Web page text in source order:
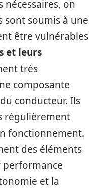
nécessaires, on
sont soumis à une
être vulnérables
et leurs
très
composante
conducteur. Ils
régulièrement
fonctionnement.
des éléments
performance
et la